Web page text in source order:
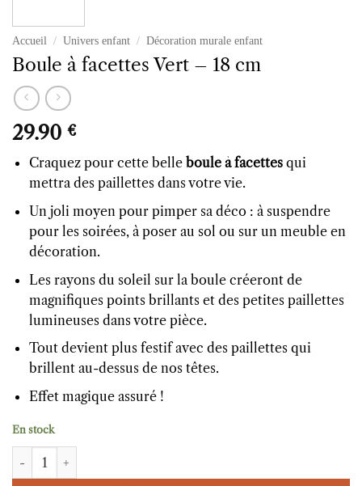
Accueil / Univers enfant / Décoration murale enfant
Boule à facettes Vert – 18 cm
29.90 €
Craquez pour cette belleboule à facettesqui
mettra des paillettes dans votre vie.
Un joli moyen pour pimper sa déco : à suspendre
pour les soirées, à poser au sol ou sur un meuble en
décoration.
Les rayons du soleil sur la boule créeront de
magnifiques points brillants et des petites paillettes
lumineuses dans votre pièce.
Tout devient plus festif avec des paillettes qui
brillent au-dessus de nos têtes.
Effet magique assuré !
En stock
quantité de Boule à facettes Vert - 18 cm